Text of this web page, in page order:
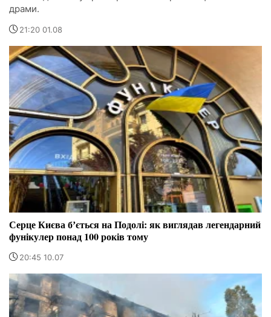
драми.
21:20 01.08
Серце Києва бʼється на Подолі: як виглядав легендарний
фунікулер понад 100 років тому
20:45 10.07